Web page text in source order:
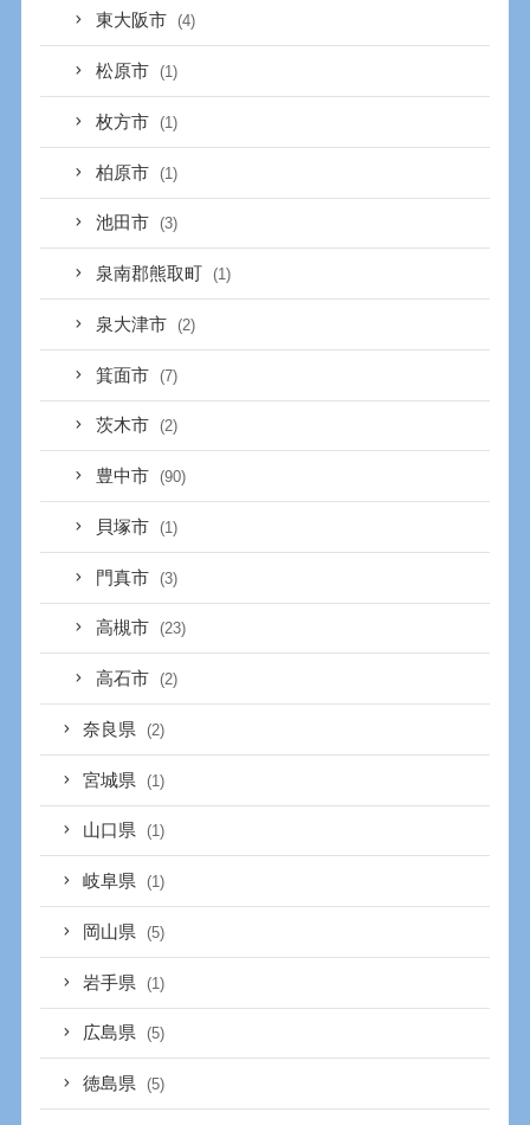
東大阪市 (4)
松原市 (1)
枚方市 (1)
柏原市 (1)
池田市 (3)
泉南郡熊取町 (1)
泉大津市 (2)
箕面市 (7)
茨木市 (2)
豊中市 (90)
貝塚市 (1)
門真市 (3)
高槻市 (23)
高石市 (2)
奈良県 (2)
宮城県 (1)
山口県 (1)
岐阜県 (1)
岡山県 (5)
岩手県 (1)
広島県 (5)
徳島県 (5)